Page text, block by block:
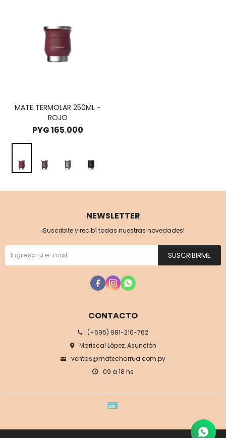
MATE TERMOLAR 250ML -
ROJO
PYG165.000
CONTACTO
(+595) 981-210-762
Mariscal López, Asunción
ventas@matecharrua.com.py
09 a 18 hs
NEWSLETTER
¡Suscribite y recibí todas nuestras novedades!
SUSCRIBIRME
  